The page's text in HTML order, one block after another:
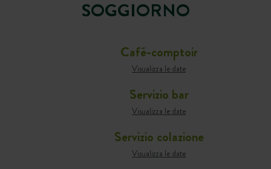
SOGGIORNO
Café-comptoir
Visualizza le date
Servizio bar
Visualizza le date
Servizio colazione
Visualizza le date